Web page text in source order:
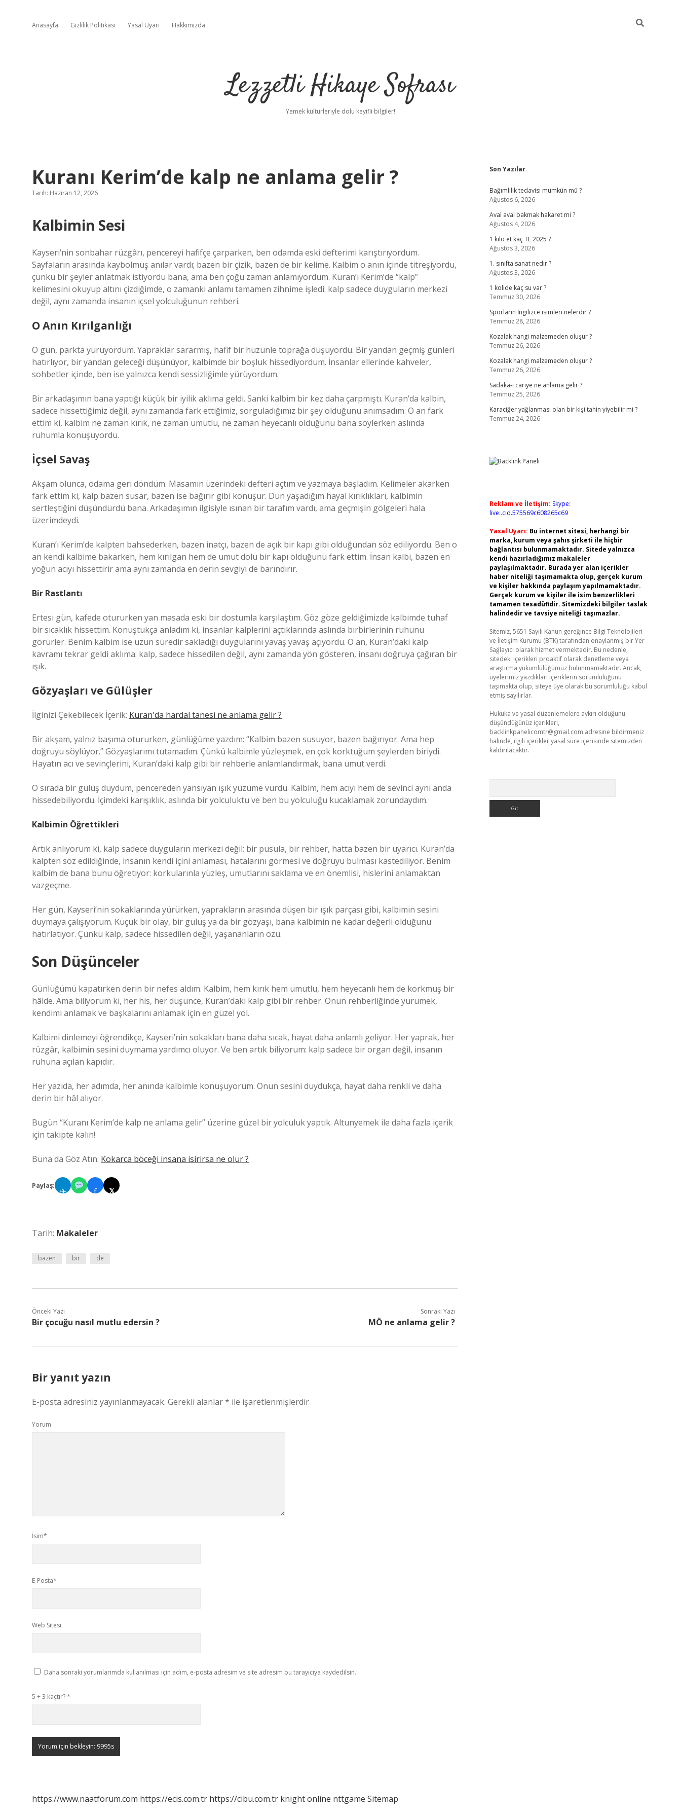
Anasayfa Gizlilik Politikası Yasal Uyarı Hakkımızda
Lezzetli Hikaye Sofrası
Yemek kültürleriyle dolu keyifli bilgiler!
Kuranı Kerim’de kalp ne anlama gelir ?
Tarih: Haziran 12, 2026
Kalbimin Sesi
Kayseri’nin sonbahar rüzgârı, pencereyi hafifçe çarparken, ben odamda eski defterimi karıştırıyordum.
Sayfaların arasında kaybolmuş anılar vardı; bazen bir çizik, bazen de bir kelime. Kalbim o anın içinde titreşiyordu,
çünkü bir şeyler anlatmak istiyordu bana, ama ben çoğu zaman anlamıyordum. Kuran’ı Kerim’de “kalp”
kelimesini okuyup altını çizdiğimde, o zamanki anlamı tamamen zihnime işledi: kalp sadece duyguların merkezi
değil, aynı zamanda insanın içsel yolculuğunun rehberi.
O Anın Kırılganlığı
O gün, parkta yürüyordum. Yapraklar sararmış, hafif bir hüzünle toprağa düşüyordu. Bir yandan geçmiş günleri
hatırlıyor, bir yandan geleceği düşünüyor, kalbimde bir boşluk hissediyordum. İnsanlar ellerinde kahveler,
sohbetler içinde, ben ise yalnızca kendi sessizliğimle yürüyordum.
Bir arkadaşımın bana yaptığı küçük bir iyilik aklıma geldi. Sanki kalbim bir kez daha çarpmıştı. Kuran’da kalbin,
sadece hissettiğimiz değil, aynı zamanda fark ettiğimiz, sorguladığımız bir şey olduğunu anımsadım. O an fark
ettim ki, kalbim ne zaman kırık, ne zaman umutlu, ne zaman heyecanlı olduğunu bana söylerken aslında
ruhumla konuşuyordu.
İçsel Savaş
Akşam olunca, odama geri döndüm. Masamın üzerindeki defteri açtım ve yazmaya başladım. Kelimeler akarken
fark ettim ki, kalp bazen susar, bazen ise bağırır gibi konuşur. Dün yaşadığım hayal kırıklıkları, kalbimin
sertleştiğini düşündürdü bana. Arkadaşımın ilgisiyle ısınan bir tarafım vardı, ama geçmişin gölgeleri hala
üzerimdeydi.
Kuran’ı Kerim’de kalpten bahsederken, bazen inatçı, bazen de açık bir kapı gibi olduğundan söz ediliyordu. Ben o
an kendi kalbime bakarken, hem kırılgan hem de umut dolu bir kapı olduğunu fark ettim. İnsan kalbi, bazen en
yoğun acıyı hissettirir ama aynı zamanda en derin sevgiyi de barındırır.
Bir Rastlantı
Ertesi gün, kafede otururken yan masada eski bir dostumla karşılaştım. Göz göze geldiğimizde kalbimde tuhaf
bir sıcaklık hissettim. Konuştukça anladım ki, insanlar kalplerini açtıklarında aslında birbirlerinin ruhunu
görürler. Benim kalbim ise uzun süredir sakladığı duygularını yavaş yavaş açıyordu. O an, Kuran’daki kalp
kavramı tekrar geldi aklıma: kalp, sadece hissedilen değil, aynı zamanda yön gösteren, insanı doğruya çağıran bir
ışık.
Gözyaşları ve Gülüşler
İlginizi Çekebilecek İçerik: Kuran'da hardal tanesi ne anlama gelir ?
Bir akşam, yalnız başıma otururken, günlüğüme yazdım: “Kalbim bazen susuyor, bazen bağırıyor. Ama hep
doğruyu söylüyor.” Gözyaşlarımı tutamadım. Çünkü kalbimle yüzleşmek, en çok korktuğum şeylerden biriydi.
Hayatın acı ve sevinçlerini, Kuran’daki kalp gibi bir rehberle anlamlandırmak, bana umut verdi.
O sırada bir gülüş duydum, pencereden yansıyan ışık yüzüme vurdu. Kalbim, hem acıyı hem de sevinci aynı anda
hissedebiliyordu. İçimdeki karışıklık, aslında bir yolculuktu ve ben bu yolculuğu kucaklamak zorundaydım.
Kalbimin Öğrettikleri
Artık anlıyorum ki, kalp sadece duyguların merkezi değil; bir pusula, bir rehber, hatta bazen bir uyarıcı. Kuran’da
kalpten söz edildiğinde, insanın kendi içini anlaması, hatalarını görmesi ve doğruyu bulması kastediliyor. Benim
kalbim de bana bunu öğretiyor: korkularınla yüzleş, umutlarını saklama ve en önemlisi, hislerini anlamaktan
vazgeçme.
Her gün, Kayseri’nin sokaklarında yürürken, yaprakların arasında düşen bir ışık parçası gibi, kalbimin sesini
duymaya çalışıyorum. Küçük bir olay, bir gülüş ya da bir gözyaşı, bana kalbimin ne kadar değerli olduğunu
hatırlatıyor. Çünkü kalp, sadece hissedilen değil, yaşananların özü.
Son Düşünceler
Günlüğümü kapatırken derin bir nefes aldım. Kalbim, hem kırık hem umutlu, hem heyecanlı hem de korkmuş bir
hâlde. Ama biliyorum ki, her his, her düşünce, Kuran’daki kalp gibi bir rehber. Onun rehberliğinde yürümek,
kendimi anlamak ve başkalarını anlamak için en güzel yol.
Kalbimi dinlemeyi öğrendikçe, Kayseri’nin sokakları bana daha sıcak, hayat daha anlamlı geliyor. Her yaprak, her
rüzgâr, kalbimin sesini duymama yardımcı oluyor. Ve ben artık biliyorum: kalp sadece bir organ değil, insanın
ruhuna açılan kapıdır.
Her yazıda, her adımda, her anında kalbimle konuşuyorum. Onun sesini duydukça, hayat daha renkli ve daha
derin bir hâl alıyor.
Bugün “Kuranı Kerim’de kalp ne anlama gelir” üzerine güzel bir yolculuk yaptık. Altunyemek ile daha fazla içerik
için takipte kalın!
Buna da Göz Atın: Kokarca böceği insana isirirsa ne olur ?
Paylaş:
✈ f 𝕏
Tarih: Makaleler
bazen bir de
Önceki Yazı
Bir çocuğu nasıl mutlu edersin ?
Sonraki Yazı
MÖ ne anlama gelir ?
Bir yanıt yazın
E-posta adresiniz yayınlanmayacak. Gerekli alanlar* ile işaretlenmişlerdir
Yorum
İsim*
E-Posta*
Web Sitesi
Daha sonraki yorumlarımda kullanılması için adım, e-posta adresim ve site adresim bu tarayıcıya kaydedilsin.
5 + 3 kaçtır?*
https://www.naatforum.com https://ecis.com.tr https://cibu.com.tr knight online nttgame Sitemap
Sidebar
Son Yazılar
Bağımlılık tedavisi mümkün mü ?
Ağustos 6, 2026
Aval aval bakmak hakaret mi ?
Ağustos 4, 2026
1 kilo et kaç TL 2025 ?
Ağustos 3, 2026
1. sınıfta sanat nedir ?
Ağustos 3, 2026
1 kolide kaç su var ?
Temmuz 30, 2026
Sporların İngilizce isimleri nelerdir ?
Temmuz 28, 2026
Kozalak hangi malzemeden oluşur ?
Temmuz 26, 2026
Kozalak hangi malzemeden oluşur ?
Temmuz 26, 2026
Sadaka-i cariye ne anlama gelir ?
Temmuz 25, 2026
Karaciğer yağlanması olan bir kişi tahin yiyebilir mi ?
Temmuz 24, 2026
Reklam ve İletişim: Skype:
live:.cid.575569c608265c69
Yasal Uyarı: Bu internet sitesi, herhangi bir
marka, kurum veya şahıs şirketi ile hiçbir
bağlantısı bulunmamaktadır. Sitede yalnızca
kendi hazırladığımız makaleler
paylaşılmaktadır. Burada yer alan içerikler
haber niteliği taşımamakta olup, gerçek kurum
ve kişiler hakkında paylaşım yapılmamaktadır.
Gerçek kurum ve kişiler ile isim benzerlikleri
tamamen tesadüfidir. Sitemizdeki bilgiler taslak
halindedir ve tavsiye niteliği taşımazlar.
Sitemiz, 5651 Sayılı Kanun gereğince Bilgi Teknolojileri
ve İletişim Kurumu (BTK) tarafından onaylanmış bir Yer
Sağlayıcı olarak hizmet vermektedir. Bu nedenle,
sitedeki içerikleri proaktif olarak denetleme veya
araştırma yükümlülüğümüz bulunmamaktadır. Ancak,
üyelerimiz yazdıkları içeriklerin sorumluluğunu
taşımakta olup, siteye üye olarak bu sorumluluğu kabul
etmiş sayılırlar.
Hukuka ve yasal düzenlemelere aykırı olduğunu
düşündüğünüz içerikleri,
backlinkpanelicomtr@gmail.com adresine bildirmeniz
halinde, ilgili içerikler yasal süre içerisinde sitemizden
kaldırılacaktır.